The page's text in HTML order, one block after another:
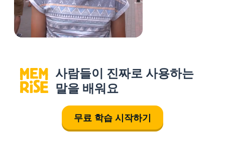
사람들이 진짜로 사용하는
말을 배워요
무료 학습 시작하기